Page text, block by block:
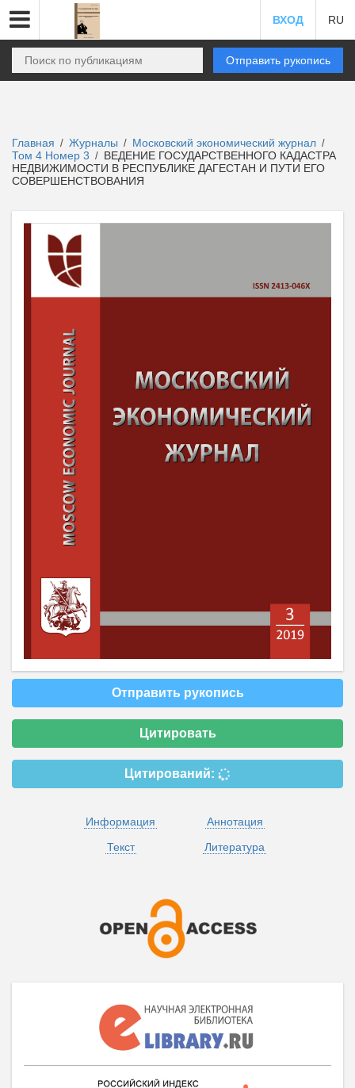
ВХОД RU
Отправить рукопись
Главная / Журналы / Московский экономический журнал /
Том 4 Номер 3 / ВЕДЕНИЕ ГОСУДАРСТВЕННОГО КАДАСТРА
НЕДВИЖИМОСТИ В РЕСПУБЛИКЕ ДАГЕСТАН И ПУТИ ЕГО
СОВЕРШЕНСТВОВАНИЯ
Отправить рукопись
Цитировать
Цитирований:
Информация
Аннотация
Текст
Литература